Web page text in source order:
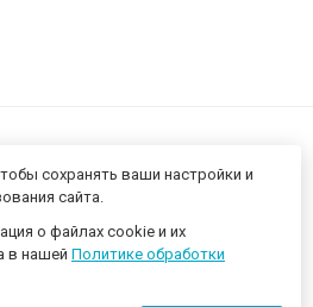
CHIP52 - компьютерный магазин ©
в
сохранять ваши настройки и
сайта.
о файлах cookie и их
в нашей Политике обработки